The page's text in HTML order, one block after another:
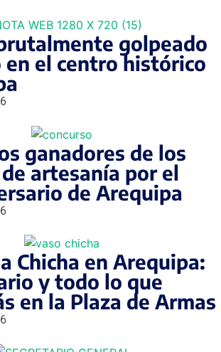
golpeado
el centro histórico
ganadores de los
artesanía por el
de Arequipa
Chicha en Arequipa:
y todo lo que
en la Plaza de Armas